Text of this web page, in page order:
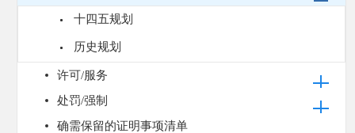
十四五规划
历史规划
许可/服务
处罚/强制
确需保留的证明事项清单